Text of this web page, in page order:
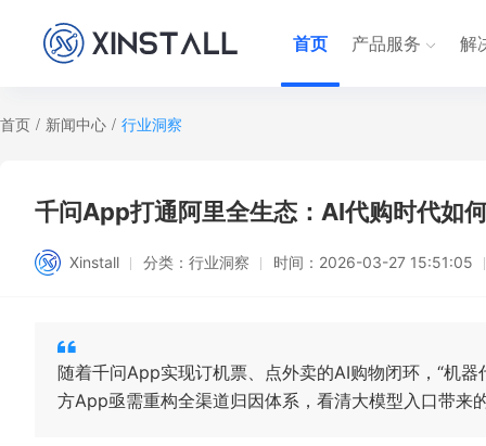
首页 产品服务 解
首页 / 新闻中心 / 行业洞察
千问App打通阿里全生态：AI代购时代如
Xinstall 分类： 行业洞察 时间： 2026-03-27 15:51:05
随着千问App实现订机票、点外卖的AI购物闭环，“机
方App亟需重构全渠道归因体系，看清大模型入口带来